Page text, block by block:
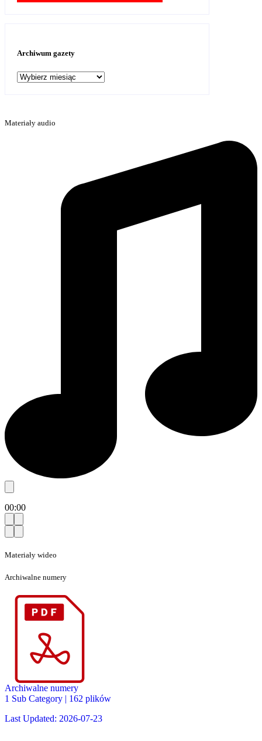
Archiwum gazety
Archiwum
Materiały audio
00:00
Materiały wideo
Archiwalne numery
Archiwalne numery
1 Sub Category | 162 plików
Last Updated: 2026-07-23